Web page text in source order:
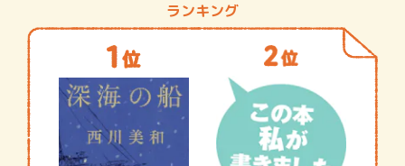
ランキング